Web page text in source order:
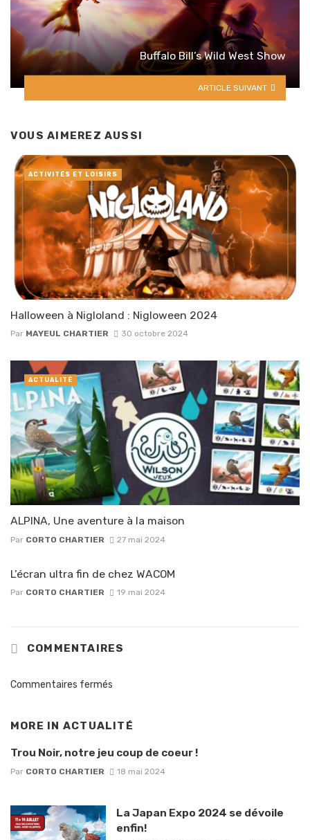
Buffalo Bill’s Wild West Show
ARTICLE SUIVANT
VOUS AIMEREZ AUSSI
Halloween à Nigloland : Nigloween 2024
Par MAYEUL CHARTIER 30 octobre 2024
ACTIVITÉS ET LOISIRS
ALPINA, Une aventure à la maison
Par CORTO CHARTIER 27 mai 2024
ACTUALITÉ
L’écran ultra fin de chez WACOM
Par CORTO CHARTIER 19 mai 2024
COMMENTAIRES
Commentaires fermés
MORE IN ACTUALITÉ
Trou Noir, notre jeu coup de coeur !
Par CORTO CHARTIER 18 mai 2024
La Japan Expo 2024 se dévoile
enfin!